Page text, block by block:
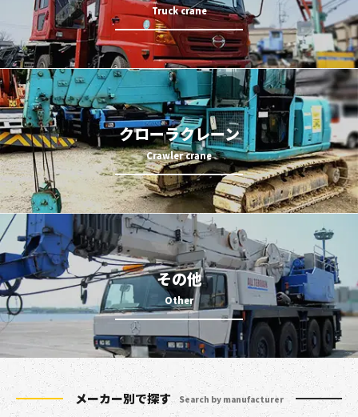
クローラクレーン
その他
メーカー別で探す Search by manufacturer